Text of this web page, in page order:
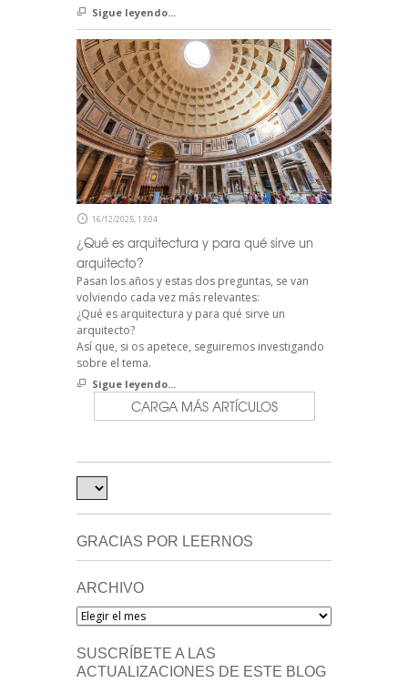
Sigue leyendo...
16/12/2025, 13:04
¿Qué es arquitectura y para qué sirve un
arquitecto?
Pasan los años y estas dos preguntas, se van
volviendo cada vez más relevantes:
¿Qué es arquitectura y para qué sirve un
arquitecto?
Así que, si os apetece, seguiremos investigando
sobre el tema.
Sigue leyendo...
CARGA MÁS ARTÍCULOS
GRACIAS POR LEERNOS
ARCHIVO
Archivo
SUSCRÍBETE A LAS
ACTUALIZACIONES DE ESTE BLOG